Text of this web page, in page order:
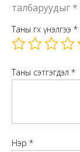
талбаруудыг *
Таны өгөх үнэлгээ *
Таны сэтгэгдэл *
Нэр *